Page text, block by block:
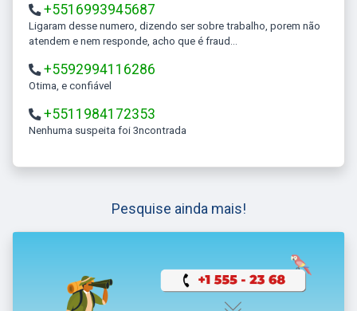
+5516993945687
Ligaram desse numero, dizendo ser sobre trabalho, porem não
atendem e nem responde, acho que é fraud...
+5592994116286
Otima, e confiável
+5511984172353
Nenhuma suspeita foi 3ncontrada
Pesquise ainda mais!